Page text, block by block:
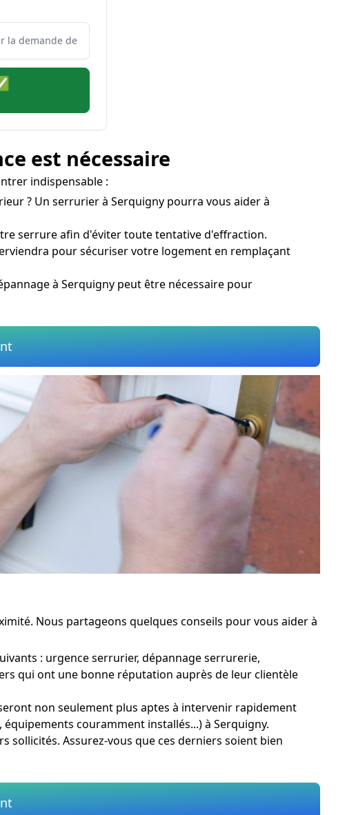
est nécessaire
indispensable :
? Un serrurier à Serquigny pourra vous aider à
serrure afin d'éviter toute tentative d'effraction.
pour sécuriser votre logement en remplaçant
à Serquigny peut être nécessaire pour
Nous partageons quelques conseils pour vous aider à
: urgence serrurier, dépannage serrurerie,
qui ont une bonne réputation auprès de leur clientèle
non seulement plus aptes à intervenir rapidement
couramment installés...) à Serquigny.
Assurez-vous que ces derniers soient bien